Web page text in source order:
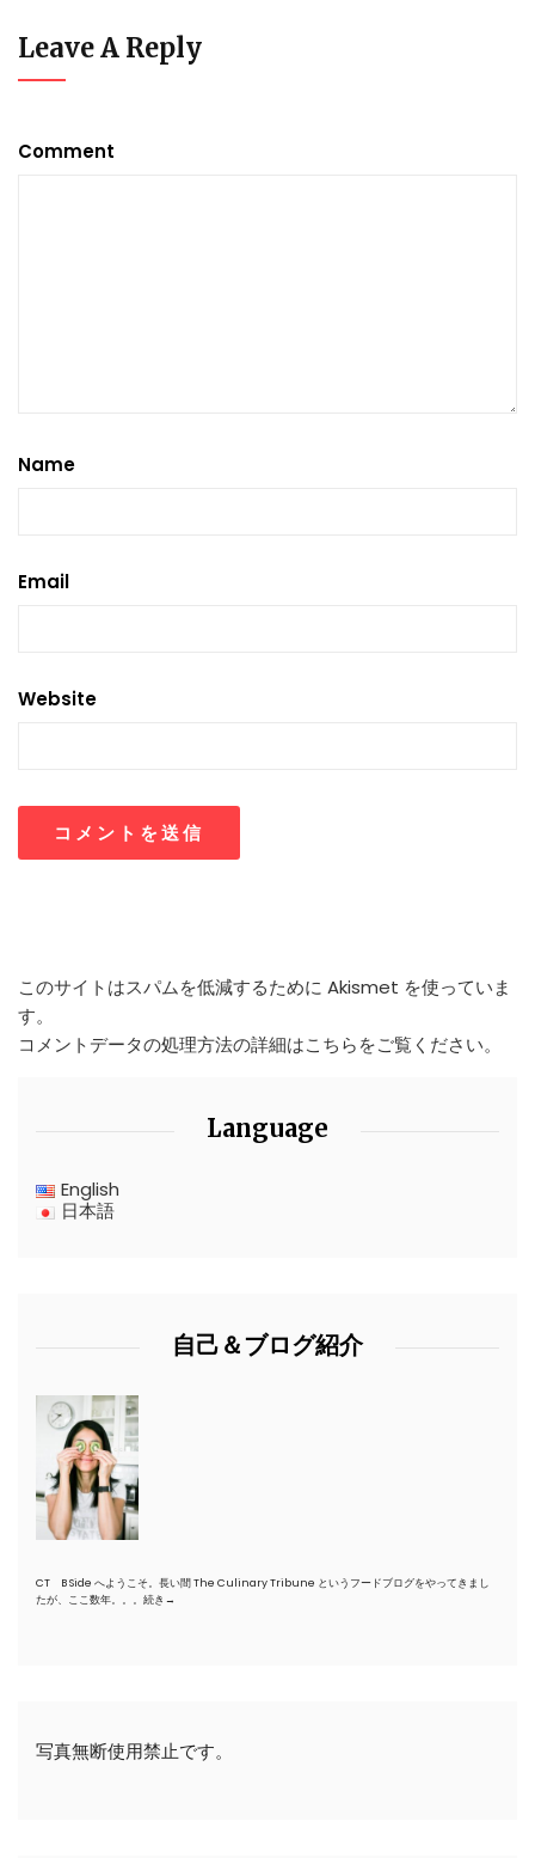
Leave A Reply
Comment
Name
Email
Website
このサイトはスパムを低減するために Akismet を使っていま
す。
コメントデータの処理方法の詳細はこちらをご覧ください。
Language
English
日本語
自己＆ブログ紹介
CT B Side へようこそ。長い間 The Culinary Tribune というフードブログをやってきまし
たが、ここ数年。。。 続き→
写真無断使用禁止です。